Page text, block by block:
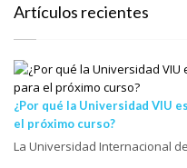
Artículos recientes
¿Por qué la Universidad VIU
el próximo curso?
La Universidad Internacional de